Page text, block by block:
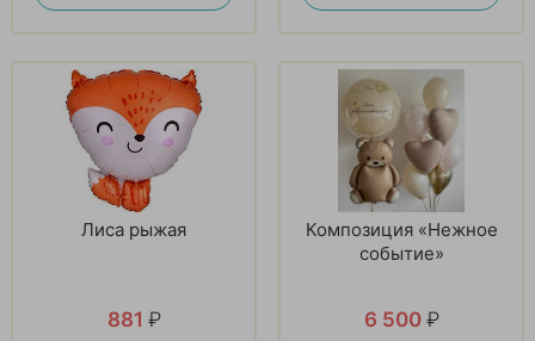
Лиса рыжая
881 ₽
Композиция «Нежное
событие»
6 500 ₽